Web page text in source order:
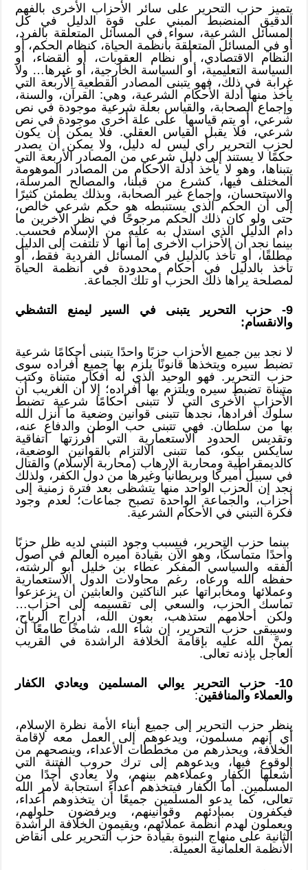
يتميز حزب التحرير على سائر الأحزاب الأخرى بالفهم
الدقيق المنضبط المبني على قوة الدليل في كل
المسائل الشرعية، سواء في المسائل المتعلقة بالفرد،
أو في المسائل المتعلقة بأنظمة الحياة، كنظام الحكم، أو
النظام الاقتصادي، أو نظام العقوبات، أو القضاء، أو
السياسة التعليمية، أو السياسة الخارجية، أو غيرها… ولا
غرابة في ذلك، فهو يتبنى المصادر القطعية الأربعة التي
يأخذ منها أدلة الأحكام الشرعية، وهي: القرآن، والسنة،
وإجماع الصحابة، والقياس بعلة شرعية موجودة في نص
شرعي، أو يتم قياسها على علة أخرى موجودة في نص
شرعي، فلا يقبل القياس العقلي. فلا يمكن أن يكون
لحزب التحرير رأي ليس له دليل، ولا يمكن أن يصدر
حكمًا لا يستند إلى دليل شرعي من المصادر الأربعة التي
يتبناها، وهو لا يأخذ أدلة الأحكام من المصادر الموهومة
المختلف فيها، كشرع من قبلنا، والمصالح المرسلة،
والاستحسان، وإجماع غير الصحابة، وبذلك يطمئن كثيرًا
إلى أن الحكم الذي يستنبطه هو حكم شرعي خالص،
حتى ولو كان ذلك الحكم مرجوحًا في نظر الآخرين ما
دام الدليل الذي استدل به عليه من الإسلام فحسب.
بينما نجد أن الأحزاب الأخرى إما أنها لا تلتفت إلى الدليل
مطلقًا، أو تأخذ بالدليل في المسائل الفردية فقط، أو
تأخذ بالدليل في أحكام محدودة في أنظمة الحياة
لمصلحة يراها ذلك الحزب أو تلك الجماعة.
9- حزب التحرير يتبنى في السير ليمنع التشظي
والانقسام:
لا نجد بين جميع الأحزاب حزبًا واحدًا يتبنى أحكامًا شرعية
تضبط سيره ويتخذها قانونًا يلزم بها جميع أفراده سوى
حزب التحرير. فهو الوحيد الذي له أفكار متبناة وكتب
متبناة تضبط سيره ويلتزم بها أفراده؛ إلا أن الغريب أن
الأحزاب الأخرى التي لا تتبنى أحكامًا شرعية تضبط
سلوك أفرادها، نجدها تتبنى قوانين وضعية ما أنزل الله
بها من سلطان. فهي تتبنى حب الوطن والدفاع عنه،
وتقديس الحدود الاستعمارية التي أفرزتها اتفاقية
سايكس بيكو، كما تتبنى الالتزام بالقوانين الوضعية،
كالديمقراطية ومحاربة الإرهاب (محاربة الإسلام) والقتال
في سبيل أميركا وبريطانيا وغيرها من دول الكفر، ولذلك
نجد إن الحزب الواحد منها يتشظى بعد فترة زمنية إلى
أحزاب، والجماعة الواحدة تصبح جماعات؛ لعدم وجود
فكرة التبني في الأحكام الشرعية.
بينما حزب التحرير، فبسبب وجود التبني لديه ظل حزبًا
واحدًا متماسكًا، وهو الآن بقيادة أميره العالم في أصول
الفقه والسياسي المفكر عطاء بن خليل أبو الرشته،
حفظه الله ورعاه، رغم محاولات الدول الاستعمارية
وعملائها ومخابراتها عبر الناكثين والعابثين أن يزعزعوا
تماسك الحزب، والسعي إلى تقسيمه إلى أحزاب…
ولكن أحلامهم ستذهب، بعون الله، أدراج الرياح،
وسيبقى حزب التحرير، إن شاء الله، شامخًا طامعًا أن
يمنَّ الله عليه بإقامة الخلافة الراشدة في القريب
العاجل بإذنه تعالى.
10- حزب التحرير يوالي المسلمين ويعادي الكفار
والعملاء والمنافقين:
ينظر حزب التحرير إلى جميع أبناء الأمة نظرة الإسلام،
أي إنهم مسلمون، ويدعوهم إلى العمل معه لإقامة
الخلافة، ويحذرهم من مخططات الأعداء، وينصحهم من
الوقوع فيها، ويدعوهم إلى ترك حروب الفتنة التي
أشعلها الكفار وعملاءهم بينهم، ولا يعادي أحدًا من
المسلمين. أما الكفار فيتخذهم أعداءً استجابة لأمر الله
تعالى، كما يدعو المسلمين جميعًا أن يتخذوهم أعداء،
فيكفرون بمبادئهم وقوانينهم، ويرفضون حلولهم،
ويعملون لهدم أنظمة عملائهم، ويقيمون الخلافة الراشدة
الثانية على منهاج النبوة بقيادة حزب التحرير على أنقاض
الأنظمة العلمانية العميلة.